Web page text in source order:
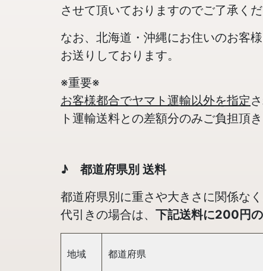
させて頂いておりますのでご了承くだ
なお、北海道・沖縄にお住いのお客
お送りしております。
※重要※
お客様都合でヤマト運輸以外を指定
ト運輸送料との差額分のみご負担頂
♪ 都道府県別 送料
都道府県別に重さや大きさに関係な
代引きの場合は、 下記送料に200円
地域 都道府県